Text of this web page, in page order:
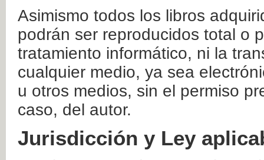
Asimismo todos los libros
podrán ser reproducidos total o
tratamiento informático, ni la
cualquier medio, ya sea
u otros medios, sin el permiso
caso, del autor.
Jurisdicción y Ley